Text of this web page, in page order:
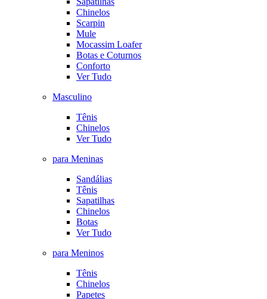
Chinelos
Scarpin
Mule
Mocassim Loafer
Botas e Coturnos
Conforto
Ver Tudo
Masculino
Tênis
Chinelos
Ver Tudo
para Meninas
Sandálias
Tênis
Sapatilhas
Chinelos
Botas
Ver Tudo
para Meninos
Tênis
Chinelos
Papetes